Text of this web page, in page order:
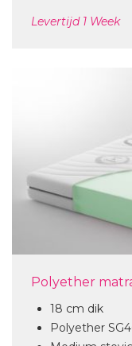
Levertijd 1 Week
Polyether
18 cm dik
Polyether